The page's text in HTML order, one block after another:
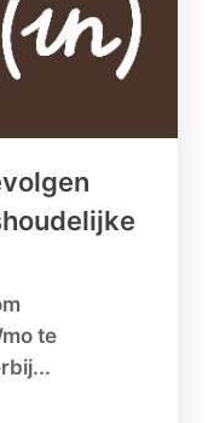
te